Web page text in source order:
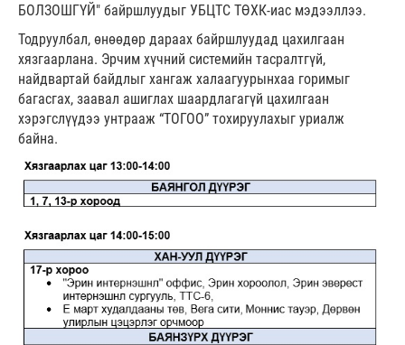
БОЛЗОШГҮЙ" байршлуудыг УБЦТС ТӨХК-иас мэдээллээ.
Тодруулбал, өнөөдөр дараах байршлуудад цахилгаан
хязгаарлана. Эрчим хүчний системийн тасралтгүй,
найдвартай байдлыг хангаж халаагуурынхаа горимыг
багасгах, заавал ашиглах шаардлагагүй цахилгаан
хэрэгслүүдээ унтрааж “ТОГОО” тохируулахыг уриалж
байна.